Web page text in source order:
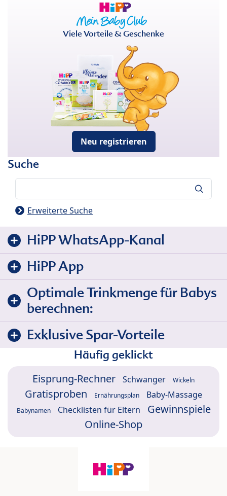
Viele Vorteile & Geschenke
Neu registrieren
Suche
Erweiterte Suche
HiPP WhatsApp-Kanal
HiPP App
Optimale Trinkmenge für Babys
berechnen:
Exklusive Spar-Vorteile
Häufig geklickt
Eisprung-Rechner Schwanger Wickeln
Gratisproben Ernährungsplan Baby-Massage
Babynamen Checklisten für Eltern
Gewinnspiele
Online-Shop